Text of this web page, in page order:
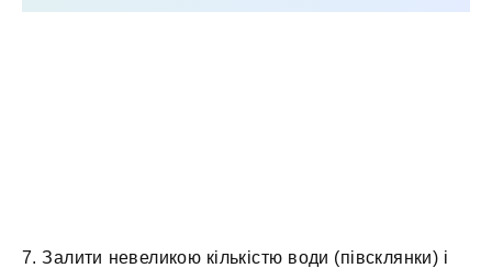
7. Залити невеликою кількістю води (півсклянки) і